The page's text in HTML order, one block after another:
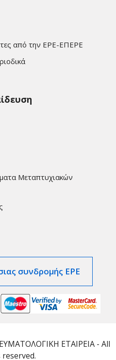
από την ΕΡΕ-ΕΠΕΡΕ
Μεταπτυχιακών
συνδρομής ΕΡΕ
ΕΤΑΙΡΕΙΑ - All